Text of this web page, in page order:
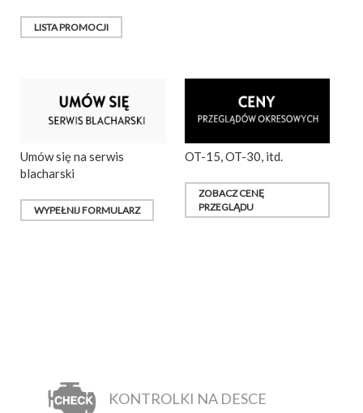
LISTA PROMOCJI
Umów się na serwis
blacharski
WYPEŁNIJ FORMULARZ
OT-15, OT-30, itd.
ZOBACZ CENĘ
PRZEGLĄDU
KONTROLKI NA DESCE